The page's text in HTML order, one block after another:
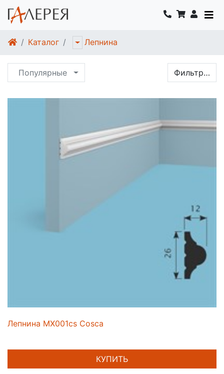
Каталог Лепнина
Популярные Фильтр…
Лепнина MX001cs Cosca
КУПИТЬ